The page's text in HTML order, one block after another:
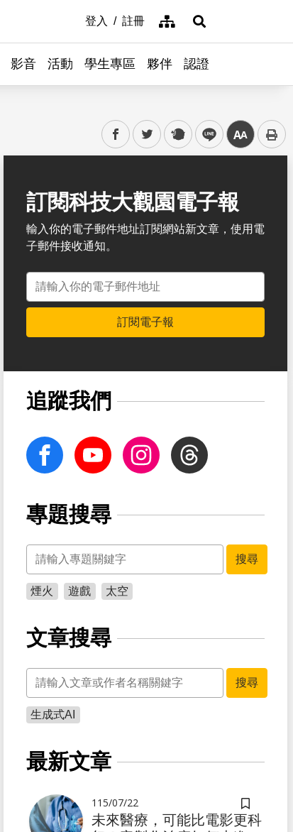
登入 註冊 網站導覽展開搜尋
影音 活動 學生專區 夥伴 認證
facebooktwitter plurk line 中
訂閱科技大觀園電子報
輸入你的電子郵件地址訂閱網站新文章，使用電
子郵件接收通知。
電子郵件地址
訂閱電子報
追蹤我們
facebook Youtube InstagramThreads
專題搜尋
關鍵字
搜尋
煙火 遊戲 太空
文章搜尋
關鍵字
搜尋
生成式AI
最新文章
儲存書籤
115/07/22
未來醫療，可能比電影更科